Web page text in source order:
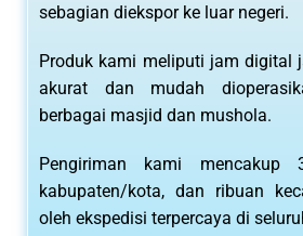
sebagian diekspor ke luar negeri.
Produk kami meliputi jam digital
akurat dan mudah
berbagai masjid dan mushola.
Pengiriman kami mencakup
kabupaten/kota, dan ribuan
oleh ekspedisi terpercaya di